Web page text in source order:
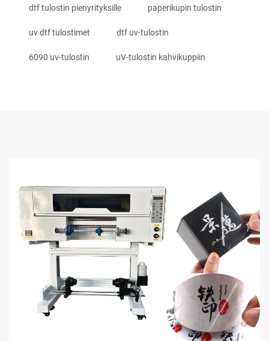
dtf tulostin pienyrityksille paperikupin tulostin
uv dtf tulostimet dtf uv-tulostin
6090 uv-tulostin uV-tulostin kahvikuppiin